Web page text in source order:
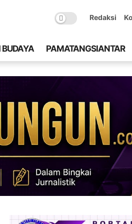
Redaksi
BUDAYA PAMATANGSIANTAR